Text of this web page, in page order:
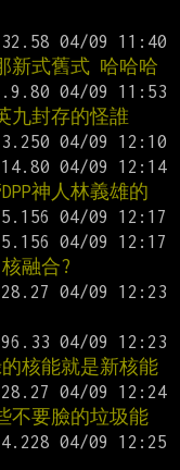
新式舊式 哈哈哈
九封存的怪誰
神人林義雄的
融合?
核能就是新核能
不要臉的垃圾能